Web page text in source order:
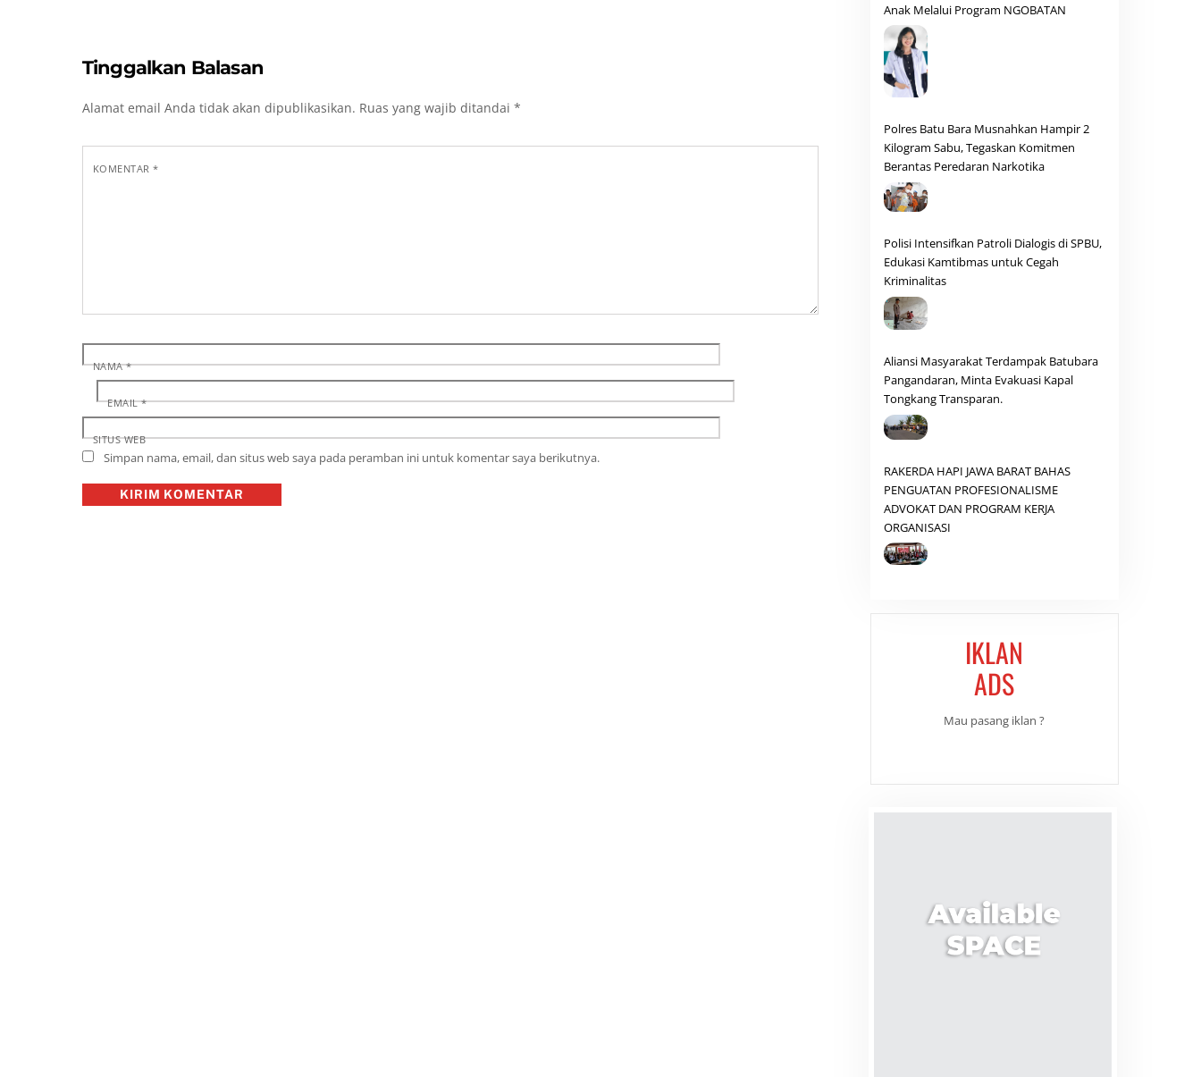
Tinggalkan Balasan
Alamat email Anda tidak akan dipublikasikan. Ruas yang wajib ditandai *
KOMENTAR*
NAMA*
EMAIL*
SITUS WEB
Simpan nama, email, dan situs web saya pada peramban ini untuk komentar saya berikutnya.
Anak Melalui Program NGOBATAN
Polres Batu Bara Musnahkan Hampir 2
Kilogram Sabu, Tegaskan Komitmen
Berantas Peredaran Narkotika
Polisi Intensifkan Patroli Dialogis di SPBU,
Edukasi Kamtibmas untuk Cegah
Kriminalitas
Aliansi Masyarakat Terdampak Batubara
Pangandaran, Minta Evakuasi Kapal
Tongkang Transparan.
RAKERDA HAPI JAWA BARAT BAHAS
PENGUATAN PROFESIONALISME
ADVOKAT DAN PROGRAM KERJA
ORGANISASI
IKLAN
ADS
Mau pasang iklan ?